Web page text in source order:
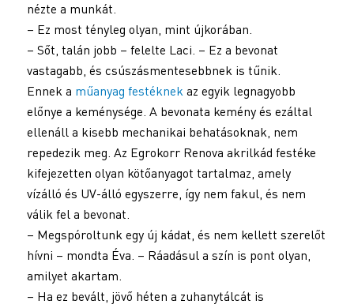
nézte a munkát.
– Ez most tényleg olyan, mint újkorában.
– Sőt, talán jobb – felelte Laci. – Ez a bevonat
vastagabb, és csúszásmentesebbnek is tűnik.
Ennek a műanyag festéknekaz egyik legnagyobb
előnye a keménysége. A bevonata kemény és ezáltal
ellenáll a kisebb mechanikai behatásoknak, nem
repedezik meg. Az Egrokorr Renova akrilkád festéke
kifejezetten olyan kötőanyagot tartalmaz, amely
vízálló és UV-álló egyszerre, így nem fakul, és nem
válik fel a bevonat.
– Megspóroltunk egy új kádat, és nem kellett szerelőt
hívni – mondta Éva. – Ráadásul a szín is pont olyan,
amilyet akartam.
– Ha ez bevált, jövő héten a zuhanytálcát is